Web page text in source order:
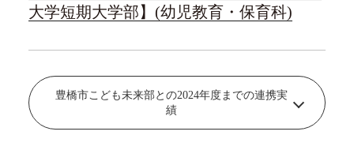
大学短期大学部】(幼児教育・保育科)
豊橋市こども未来部との2024年度までの連携実
績